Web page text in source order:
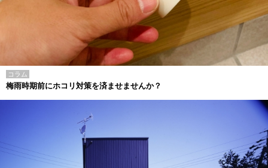
コラム
梅雨時期前にホコリ対策を済ませませんか？